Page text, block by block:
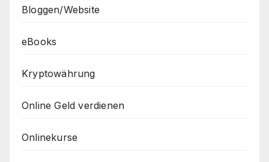
Bloggen/Website
eBooks
Kryptowährung
Online Geld verdienen
Onlinekurse